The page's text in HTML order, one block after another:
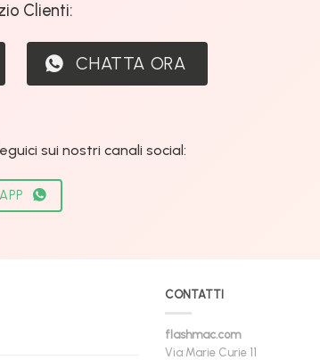
Clienti:
CHATTA ORA
sui nostri canali social:
CONTATTI
flashmac.com
Via Marie Curie 11